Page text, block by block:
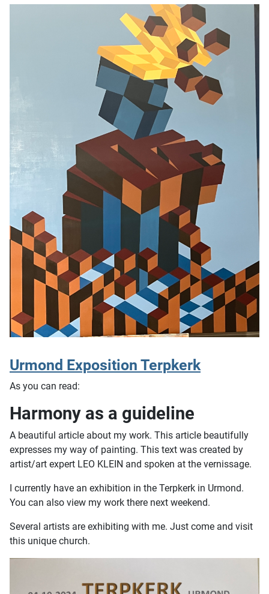
Urmond Exposition Terpkerk
As you can read:
Harmony as a guideline
A beautiful article about my work. This article beautifully
expresses my way of painting. This text was created by
artist/art expert LEO KLEIN and spoken at the vernissage.
I currently have an exhibition in the Terpkerk in Urmond.
You can also view my work there next weekend.
Several artists are exhibiting with me. Just come and visit
this unique church.